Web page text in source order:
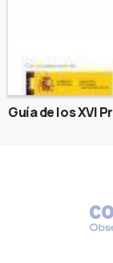
Guía de los XVI